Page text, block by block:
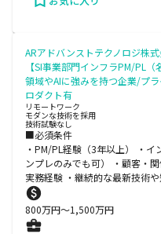
ARアドバンストテクノロジ株
【SI事業部門インフラPM/PL
領域やAIに強みを持つ企業/プ
ロダクト有
リモートワーク
モダンな技術を採用
技術試験なし
■必須条件
・PM/PL経験（3年以上） ・
ンプレのみでも可） ・顧客・
実務経験 ・継続的な最新技術
800万円〜1,500万円